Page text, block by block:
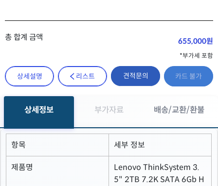
총 합계 금액 655,000원
*부가세 포함
상세설명 리스트 견적문의 카드 불가
상세정보 부가자료 배송/교환/환불
항목 세부 정보
제품명
Lenovo ThinkSystem 3.
5" 2TB 7.2K SATA 6Gb H